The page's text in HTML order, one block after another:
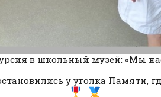
в школьный музей: «Мы
у уголка Памяти,